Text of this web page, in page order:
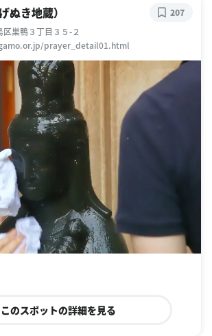
ぬき地蔵）
区巣鴨３丁目３５-２
prayer_detail01.html
207
このスポットの詳細を見る